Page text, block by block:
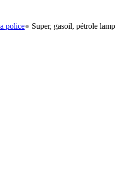
Super, gasoil, pétrole lampant: le